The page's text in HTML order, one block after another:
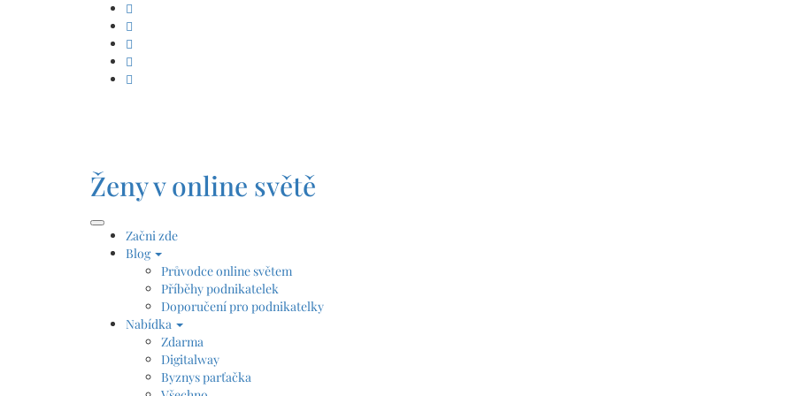
Ženy v online světě
Začni zde
Blog
Průvodce online světem
Příběhy podnikatelek
Doporučení pro podnikatelky
Nabídka
Zdarma
Digitalway
Byznys parťačka